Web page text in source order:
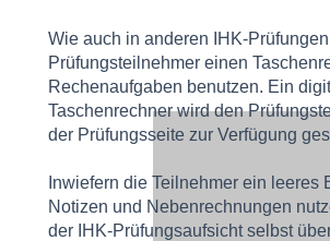
Wie auch in anderen IHK-
Prüfungsteilnehmer einen
Rechenaufgaben benutzen. Ein
Taschenrechner wird den
der Prüfungsseite zur Verfügung
Inwiefern die Teilnehmer ein leeres
Notizen und Nebenrechnungen
der IHK-Prüfungsaufsicht selbst